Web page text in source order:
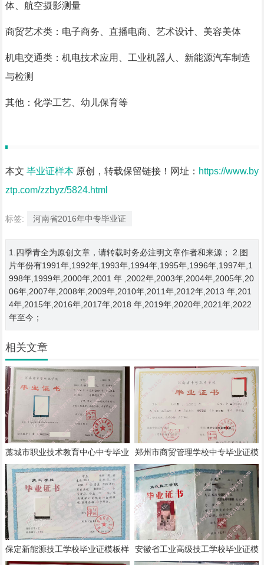
体、航空摄影测量
商贸艺术类：电子商务、直播电商、艺术设计、美容美体
机电交通类：机电技术应用、工业机器人、新能源汽车制造
与检测
其他：化学工艺、幼儿保育等
本文 毕业证样本原创，转载保留链接！网址： https://www.by
ztp.com/zzbyz/5824.html
标签: 河南省2016年中专毕业证
1.四季青全为原创文章，请转载时务必注明文章作者和来源； 2.图
片年份有1991年,1992年,1993年,1994年,1995年,1996年,1997年,1
998年,1999年,2000年,2001 年 ,2002年,2003年,2004年,2005年,20
06年,2007年,2008年,2009年,2010年,2011年,2012年,2013 年,201
4年,2015年,2016年,2017年,2018 年,2019年,2020年,2021年,2022
年至今；
相关文章
藁城市职业技术教育中心中专毕业
证模板样本
郑州市商贸管理学校中专毕业证模
板样本
保定新能源技工学校毕业证模板样
本
安徽省工业高级技工学校毕业证模
板样本